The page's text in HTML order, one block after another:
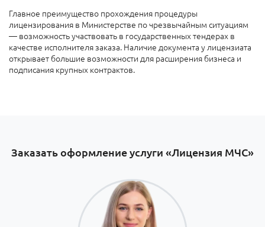
Главное преимущество прохождения процедуры
лицензирования в Министерстве по чрезвычайным ситуациям
— возможность участвовать в государственных тендерах в
качестве исполнителя заказа. Наличие документа у лицензиата
открывает большие возможности для расширения бизнеса и
подписания крупных контрактов.
Заказать оформление услуги «Лицензия МЧС»